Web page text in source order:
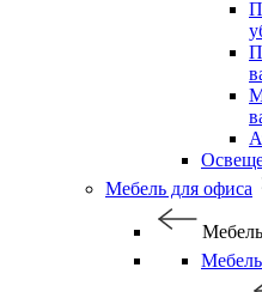
Мебель для офиса